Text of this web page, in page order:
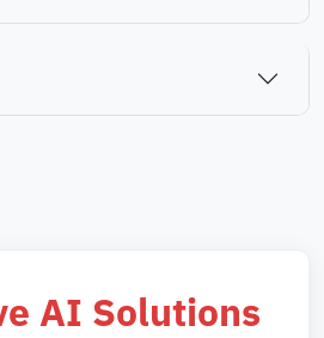
AI Solutions